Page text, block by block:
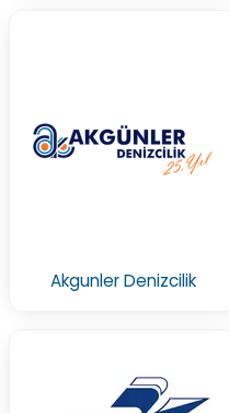
Akgunler Denizcilik